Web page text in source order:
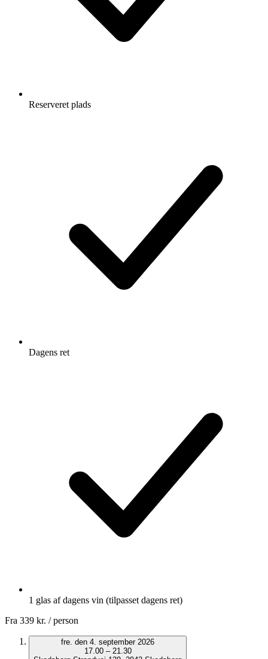
Reserveret plads
Dagens ret
1 glas af dagens vin (tilpasset dagens ret)
Fra 339 kr. / person
fre. den 4. september 2026
17.00 – 21.30